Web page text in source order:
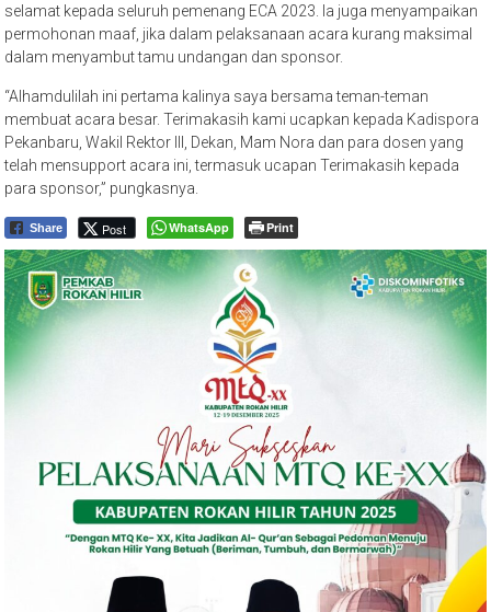
selamat kepada seluruh pemenang ECA 2023. Ia juga menyampaikan
permohonan maaf, jika dalam pelaksanaan acara kurang maksimal
dalam menyambut tamu undangan dan sponsor.
“Alhamdulilah ini pertama kalinya saya bersama teman-teman
membuat acara besar. Terimakasih kami ucapkan kepada Kadispora
Pekanbaru, Wakil Rektor III, Dekan, Mam Nora dan para dosen yang
telah mensupport acara ini, termasuk ucapan Terimakasih kepada
para sponsor,” pungkasnya.
Share Post WhatsApp Print